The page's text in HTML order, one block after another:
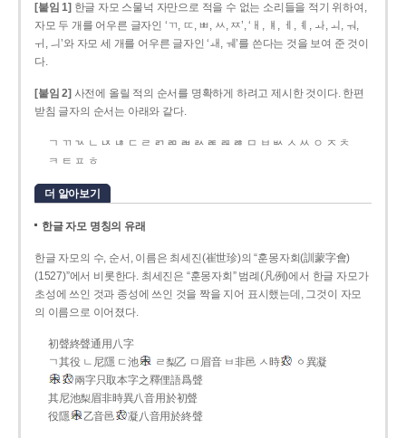
[붙임 1] 한글 자모 스물넉 자만으로 적을 수 없는 소리들을 적기 위하여,
자모 두 개를 어우른 글자인 ‘ㄲ, ㄸ, ㅃ, ㅆ, ㅉ’, ‘ㅐ, ㅒ, ㅔ, ㅖ, ㅘ, ㅚ, ㅝ,
ㅟ, ㅢ’와 자모 세 개를 어우른 글자인 ‘ㅙ, ㅞ’를 쓴다는 것을 보여 준 것이
다.
[붙임 2] 사전에 올릴 적의 순서를 명확하게 하려고 제시한 것이다. 한편
받침 글자의 순서는 아래와 같다.
ㄱ ㄲ ㄳ ㄴ ㄵ ㄶ ㄷ ㄹ ㄺ ㄻ ㄼ ㄽ ㄾ ㄿ ㅀ ㅁ ㅂ ㅄ ㅅ ㅆ ㅇ ㅈ ㅊ
ㅋ ㅌ ㅍ ㅎ
더 알아보기
한글 자모 명칭의 유래
한글 자모의 수, 순서, 이름은 최세진(崔世珍)의 “훈몽자회(訓蒙字會)
(1527)”에서 비롯한다. 최세진은 “훈몽자회” 범례(凡例)에서 한글 자모가
초성에 쓰인 것과 종성에 쓰인 것을 짝을 지어 표시했는데, 그것이 자모
의 이름으로 이어졌다.
初聲終聲通用八字
ㄱ其役 ㄴ尼隱 ㄷ池
ㄹ梨乙 ㅁ眉音 ㅂ非邑 ㅅ時
ㆁ異凝
兩字只取本字之釋俚語爲聲
其尼池梨眉非時異八音用於初聲
役隱
乙音邑 凝八音用於終聲